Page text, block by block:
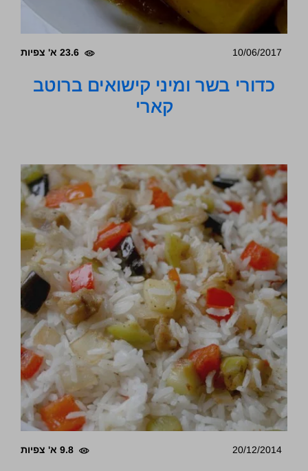
10/06/2017 23.6 א' צפיות
כדורי בשר ומיני קישואים ברוטב
קארי
20/12/2014 9.8 א' צפיות